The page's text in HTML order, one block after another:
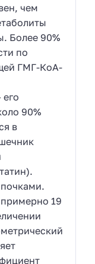
чем
Более 90%
по
ГМГ-КоА-
90%
в
19